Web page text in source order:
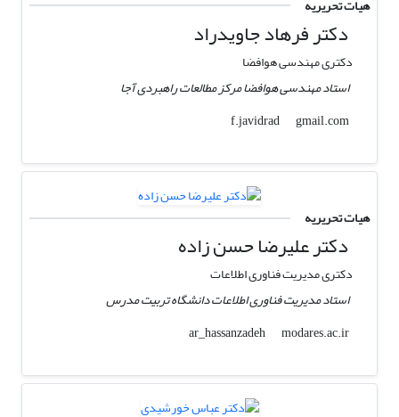
هیات تحریریه
دکتر فرهاد جاویدراد
دکتری مهندسی هوافضا
استاد مهندسی هوافضا مرکز مطالعات راهبردی آجا
f.javidrad
gmail.com
هیات تحریریه
دکتر علیرضا حسن زاده
دکتری مدیریت فناوری اطلاعات
استاد مدیریت فناوری اطلاعات دانشگاه تربیت مدرس
ar_hassanzadeh
modares.ac.ir